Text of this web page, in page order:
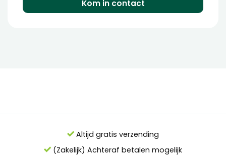
Kom in contact
Altijd gratis verzending
(Zakelijk) Achteraf betalen mogelijk